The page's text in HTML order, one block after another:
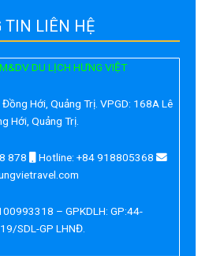
TIN LIÊN HỆ
DU LỊCH HƯNG VIỆT
Đồng Hới, Quảng Trị. VPGD: 168A Lê
Hới, Quảng Trị.
878
Hotline: +84 918805368
– GPKDLH: GP:44-
SDL-GP LHNĐ.